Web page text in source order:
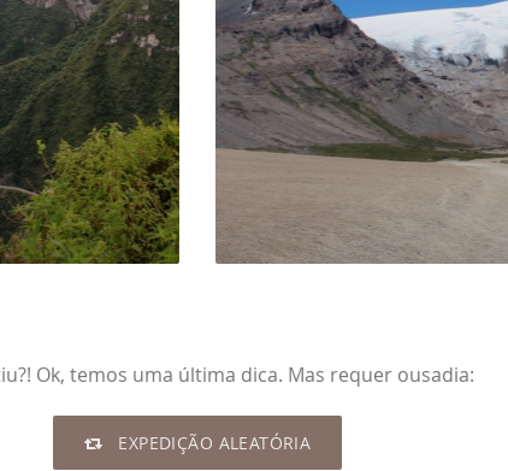
Ok, temos uma última dica. Mas requer ousadia:
EXPEDIÇÃO ALEATÓRIA